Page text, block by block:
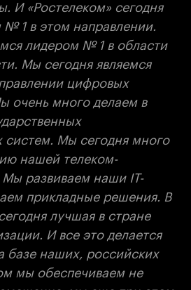
И «Ростелеком» сегодня
№ 1 в этом направлении.
лидером № 1 в области
Мы сегодня являемся
цифровых
очень много делаем в
Мы сегодня много
нашей телеком-
развиваем наши IT-
прикладные решения. В
лучшая в стране
И все это делается
базе наших, российских
мы обеспечиваем не